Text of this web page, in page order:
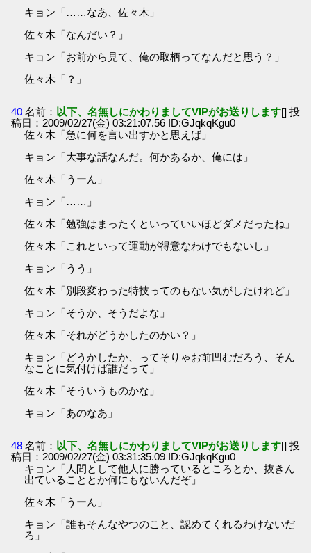
キョン「……なあ、佐々木」
佐々木「なんだい？」
キョン「お前から見て、俺の取柄ってなんだと思う？」
佐々木「？」
40 名前： 以下、名無しにかわりましてVIPがお送りします[] 投
稿日：2009/02/27(金) 03:21:07.56 ID:GJqkqKgu0
佐々木「急に何を言い出すかと思えば」
キョン「大事な話なんだ。何かあるか、俺には」
佐々木「うーん」
キョン「……」
佐々木「勉強はまったくといっていいほどダメだったね」
佐々木「これといって運動が得意なわけでもないし」
キョン「うう」
佐々木「別段変わった特技ってのもない気がしたけれど」
キョン「そうか、そうだよな」
佐々木「それがどうかしたのかい？」
キョン「どうかしたか、ってそりゃお前凹むだろう、そん
なことに気付けば誰だって」
佐々木「そういうものかな」
キョン「あのなあ」
48 名前： 以下、名無しにかわりましてVIPがお送りします[] 投
稿日：2009/02/27(金) 03:31:35.09 ID:GJqkqKgu0
キョン「人間として他人に勝っているところとか、抜きん
出ていることとか何にもないんだぞ」
佐々木「うーん」
キョン「誰もそんなやつのこと、認めてくれるわけないだ
ろ」